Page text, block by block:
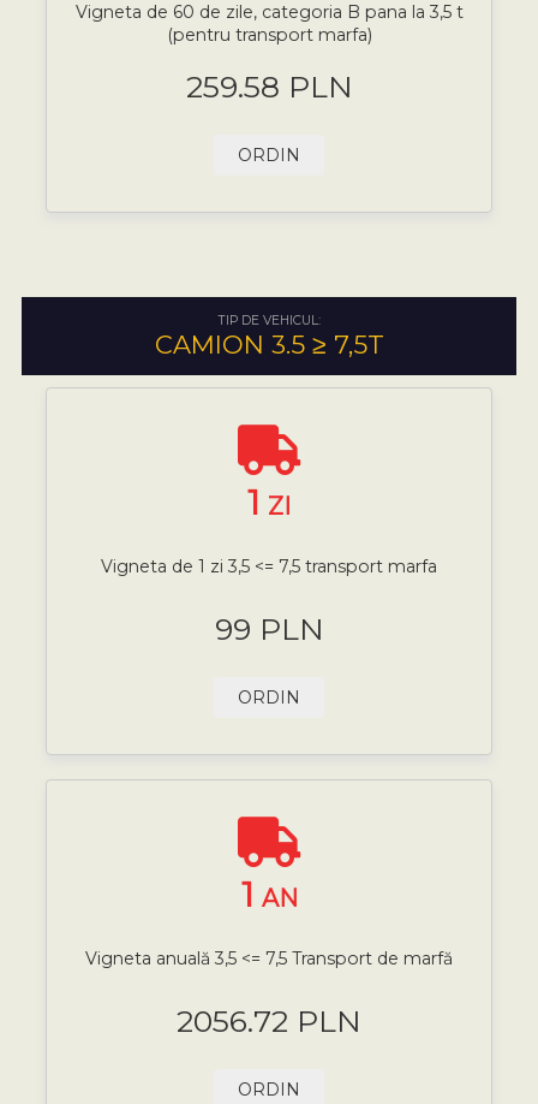
Vigneta de 60 de zile, categoria B pana la 3,5 t
(pentru transport marfa)
259.58 PLN
ORDIN
TIP DE VEHICUL:
CAMION 3.5 ≥ 7,5T
1 ZI
Vigneta de 1 zi 3,5 <= 7,5 transport marfa
99 PLN
ORDIN
1 AN
Vigneta anuală 3,5 <= 7,5 Transport de marfă
2056.72 PLN
ORDIN